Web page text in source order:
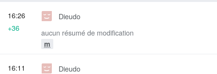
Dieudo
aucun résumé de modification
m
16:26
+36
Dieudo
16:11